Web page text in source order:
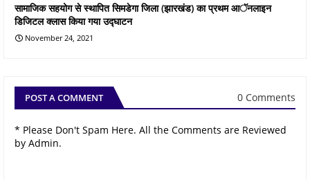
सामाजिक सहयोग से स्थापित सिमडेगा जिला (झारखंड) का प्रथम आॅनलाइन
डिजिटल क्लास किया गया उद्घाटन
November 24, 2021
POST A COMMENT 0 Comments
* Please Don't Spam Here. All the Comments are Reviewed
by Admin.